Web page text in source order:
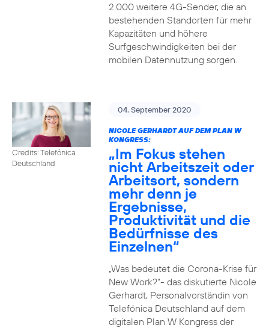
2.000 weitere 4G-Sender, die an
bestehenden Standorten für mehr
Kapazitäten und höhere
Surfgeschwindigkeiten bei der
mobilen Datennutzung sorgen.
Credits: Telefónica
Deutschland
04. September 2020
NICOLE GERHARDT AUF DEM PLAN W
KONGRESS:
„Im Fokus stehen
nicht Arbeitszeit oder
Arbeitsort, sondern
mehr denn je
Ergebnisse,
Produktivität und die
Bedürfnisse des
Einzelnen“
„Was bedeutet die Corona-Krise für
New Work?“- das diskutierte Nicole
Gerhardt, Personalvorständin von
Telefónica Deutschland auf dem
digitalen Plan W Kongress der